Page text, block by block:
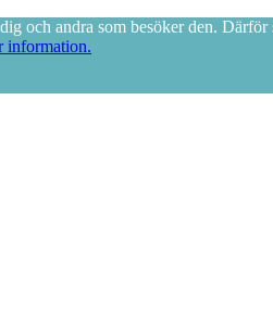
och andra som besöker den.
information.